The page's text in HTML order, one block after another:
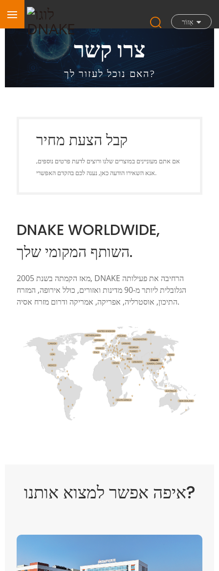
אֵזוֹר
צרו קשר
האם נוכל לעזור לך?
קבל הצעת מחיר
אם אתם מעוניינים במוצרים שלנו ורוצים לדעת פרטים נוספים,
אנא השאירו הודעה כאן, נענה לכם בהקדם האפשרי.
DNAKE WORLDWIDE,
השותף המקומי שלך.
מאז הקמתה בשנת 2005, DNAKE הרחיבה את פעילותה
הגלובלית ליותר מ-90 מדינות ואזורים, כולל אירופה, המזרח
התיכון, אוסטרליה, אפריקה, אמריקה ודרום מזרח אסיה.
איפה אפשר למצוא אותנו?